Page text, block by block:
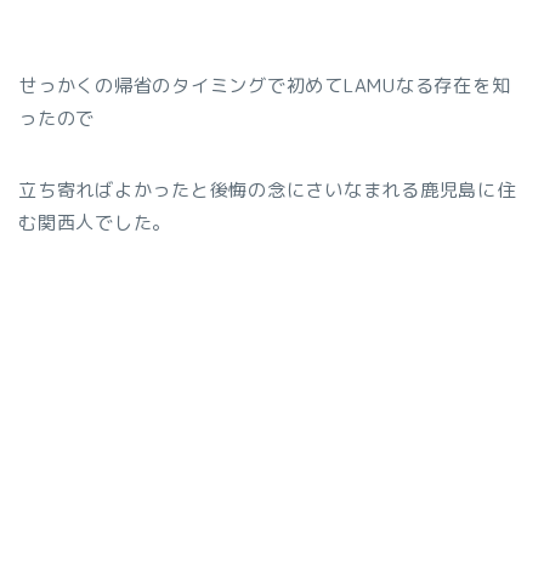
せっかくの帰省のタイミングで初めてLAMUなる存在を知
ったので
立ち寄ればよかったと後悔の念にさいなまれる鹿児島に住
む関西人でした。